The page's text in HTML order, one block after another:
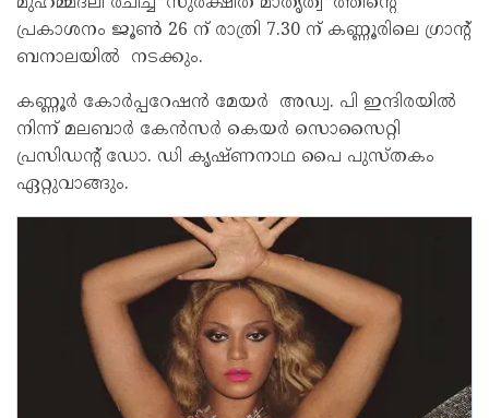
പ്രകാശനം ജൂൺ 26 ന് രാത്രി 7.30 ന് കണ്ണൂരിലെ ഗ്രാൻ്റ്
ബനാലയിൽ നടക്കും.
കണ്ണൂർ കോർപ്പറേഷൻ മേയർ അഡ്വ. പി ഇന്ദിരയിൽ
നിന്ന് മലബാർ കേൻസർ കെയർ സൊസൈറ്റി
പ്രസിഡൻ്റ് ഡോ. ഡി കൃഷ്ണനാഥ പൈ പുസ്തകം
ഏറ്റുവാങ്ങും.